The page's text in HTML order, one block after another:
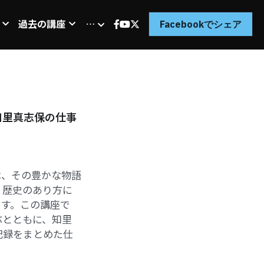
過去の講座 … Facebookでシェア
真志保の仕事
その豊かな物語
史のあり方に
。この講座で
ともに、知里
をまとめた仕